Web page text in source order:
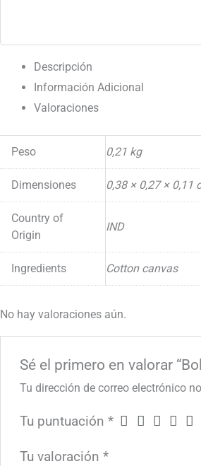
Valiente
Descripción
Información Adicional
Valoraciones
Peso 0,21 kg
Dimensiones 0,38 × 0,27 × 0,11
Country of
Origin
IND
Ingredients Cotton canvas
No hay valoraciones aún.
Sé el primero en valorar
Tu dirección de correo electrónico
Tu puntuación *
Tu valoración *